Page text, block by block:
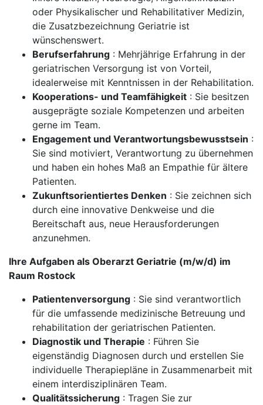
oder Physikalischer und Rehabilitativer Medizin,
die Zusatzbezeichnung Geriatrie ist
wünschenswert.
Berufserfahrung : Mehrjährige Erfahrung in der
geriatrischen Versorgung ist von Vorteil,
idealerweise mit Kenntnissen in der Rehabilitation.
Kooperations- und Teamfähigkeit : Sie besitzen
ausgeprägte soziale Kompetenzen und arbeiten
gerne im Team.
Engagement und Verantwortungsbewusstsein :
Sie sind motiviert, Verantwortung zu übernehmen
und haben ein hohes Maß an Empathie für ältere
Patienten.
Zukunftsorientiertes Denken : Sie zeichnen sich
durch eine innovative Denkweise und die
Bereitschaft aus, neue Herausforderungen
anzunehmen.
Ihre Aufgaben als Oberarzt Geriatrie (m/w/d) im
Raum Rostock
Patientenversorgung : Sie sind verantwortlich
für die umfassende medizinische Betreuung und
rehabilitation der geriatrischen Patienten.
Diagnostik und Therapie : Führen Sie
eigenständig Diagnosen durch und erstellen Sie
individuelle Therapiepläne in Zusammenarbeit mit
einem interdisziplinären Team.
Qualitätssicherung : Tragen Sie zur